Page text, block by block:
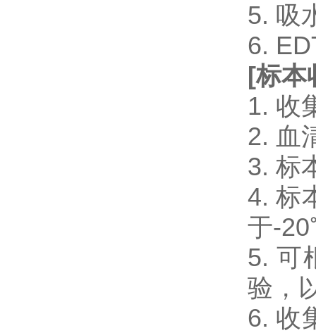
5. 吸
6.
[标本
1. 收
2. 血
3. 标
4. 标
于-
5. 可
验，
6. 收